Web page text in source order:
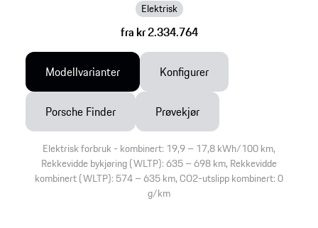
Elektrisk
fra kr 2.334.764
Modellvarianter Konfigurer
Porsche Finder Prøvekjør
Elektrisk forbruk - kombinert: 19,9 – 17,8 kWh/100 km,
Rekkevidde bykjøring (WLTP): 635 – 698 km, Rekkevidde
kombinert (WLTP): 574 – 635 km, CO2-utslipp kombinert: 0
g/km